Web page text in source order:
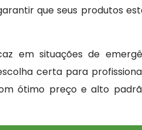
que seus produtos
em situações de
certa para
ótimo preço e alto